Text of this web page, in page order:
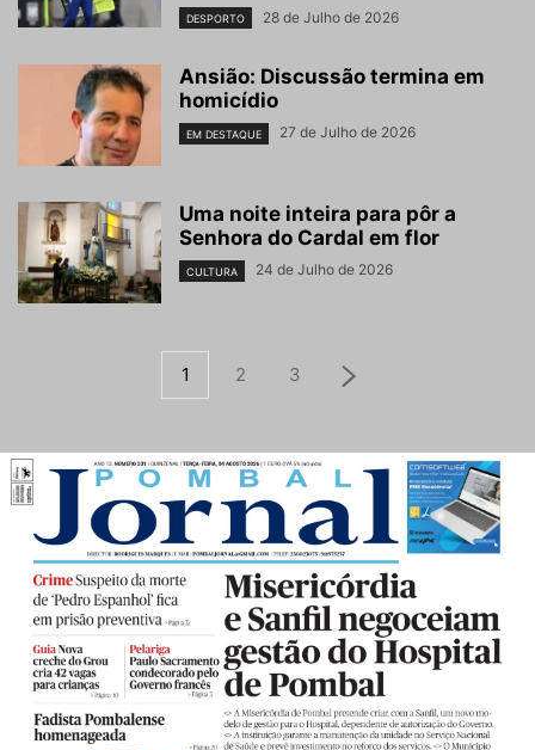
DESPORTO 28 de Julho de 2026
Ansião: Discussão termina em
homicídio
EM DESTAQUE 27 de Julho de 2026
Uma noite inteira para pôr a
Senhora do Cardal em flor
CULTURA 24 de Julho de 2026
1 2 3